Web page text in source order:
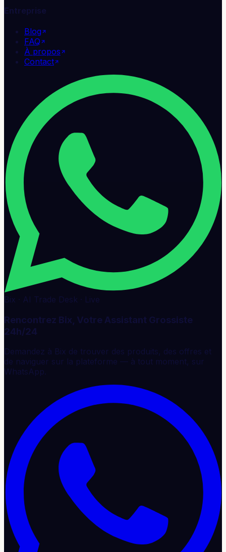
Entreprise
Blog
FAQ
À propos
Contact
Bix · AI Trade Desk · Live
Rencontrez Bix, Votre Assistant Grossiste
24h/24
Demandez à Bix de trouver des produits, des offres et
de naviguer sur la plateforme — à tout moment, sur
WhatsApp.